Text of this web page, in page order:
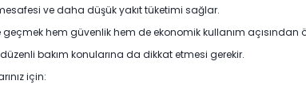
ve daha düşük yakıt tüketimi sağlar.
geçmek hem güvenlik hem de ekonomik kullanım açısından
bakım konularına da dikkat etmesi gerekir.
için: